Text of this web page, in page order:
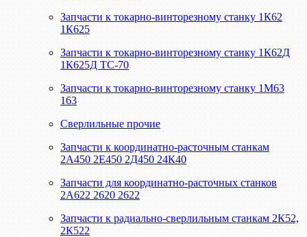
Запчасти к токарно-винторезному станку 1К62
1К625
Запчасти к токарно-винторезному станку 1К62Д
1К625Д ТС-70
Запчасти к токарно-винторезному станку 1М63
163
Сверлильные прочие
Запчасти к координатно-расточным станкам
2А450 2Е450 2Д450 24К40
Запчасти для координатно-расточных станков
2А622 2620 2622
Запчасти к радиально-сверлильным станкам 2К52,
2К522